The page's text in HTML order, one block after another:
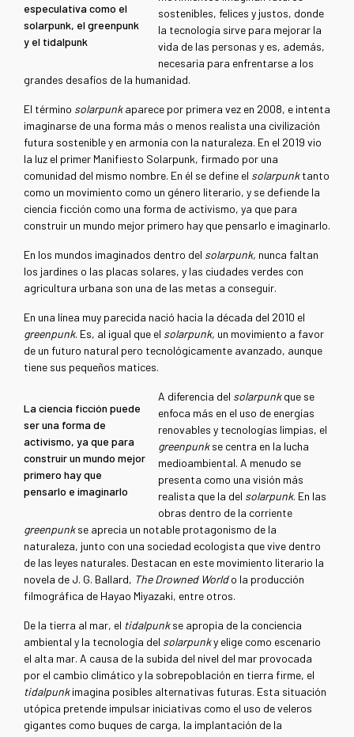
especulativa como el
solarpunk, el greenpunk
y el tidalpunk
sostenibles, felices y justos, donde
la tecnología sirve para mejorar la
vida de las personas y es, además,
necesaria para enfrentarse a los
grandes desafíos de la humanidad.
El término solarpunkaparece por primera vez en 2008, e intenta
imaginarse de una forma más o menos realista una civilización
futura sostenible y en armonía con la naturaleza. En el 2019 vio
la luz el primer Manifiesto Solarpunk, firmado por una
comunidad del mismo nombre. En él se define el solarpunktanto
como un movimiento como un género literario, y se defiende la
ciencia ficción como una forma de activismo, ya que para
construir un mundo mejor primero hay que pensarlo e imaginarlo.
En los mundos imaginados dentro del solarpunk, nunca faltan
los jardines o las placas solares, y las ciudades verdes con
agricultura urbana son una de las metas a conseguir.
En una línea muy parecida nació hacia la década del 2010 el
greenpunk. Es, al igual que el solarpunk, un movimiento a favor
de un futuro natural pero tecnológicamente avanzado, aunque
tiene sus pequeños matices.
La ciencia ficción puede
ser una forma de
activismo, ya que para
construir un mundo mejor
primero hay que
pensarlo e imaginarlo
A diferencia del solarpunkque se
enfoca más en el uso de energías
renovables y tecnologías limpias, el
greenpunkse centra en la lucha
medioambiental. A menudo se
presenta como una visión más
realista que la del solarpunk. En las
obras dentro de la corriente
greenpunkse aprecia un notable protagonismo de la
naturaleza, junto con una sociedad ecologista que vive dentro
de las leyes naturales. Destacan en este movimiento literario la
novela de J. G. Ballard, The Drowned Worldo la producción
filmográfica de Hayao Miyazaki, entre otros.
De la tierra al mar, el tidalpunkse apropia de la conciencia
ambiental y la tecnología del solarpunky elige como escenario
el alta mar. A causa de la subida del nivel del mar provocada
por el cambio climático y la sobrepoblación en tierra firme, el
tidalpunkimagina posibles alternativas futuras. Esta situación
utópica pretende impulsar iniciativas como el uso de veleros
gigantes como buques de carga, la implantación de la